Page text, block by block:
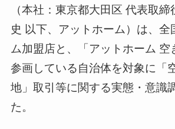
（本社：東京都大田区 代表取
史 以下、アットホーム）は、全
ム加盟店と、「アットホーム 空
参画している自治体を対象に「
地」取引等に関する実態・意識
た。